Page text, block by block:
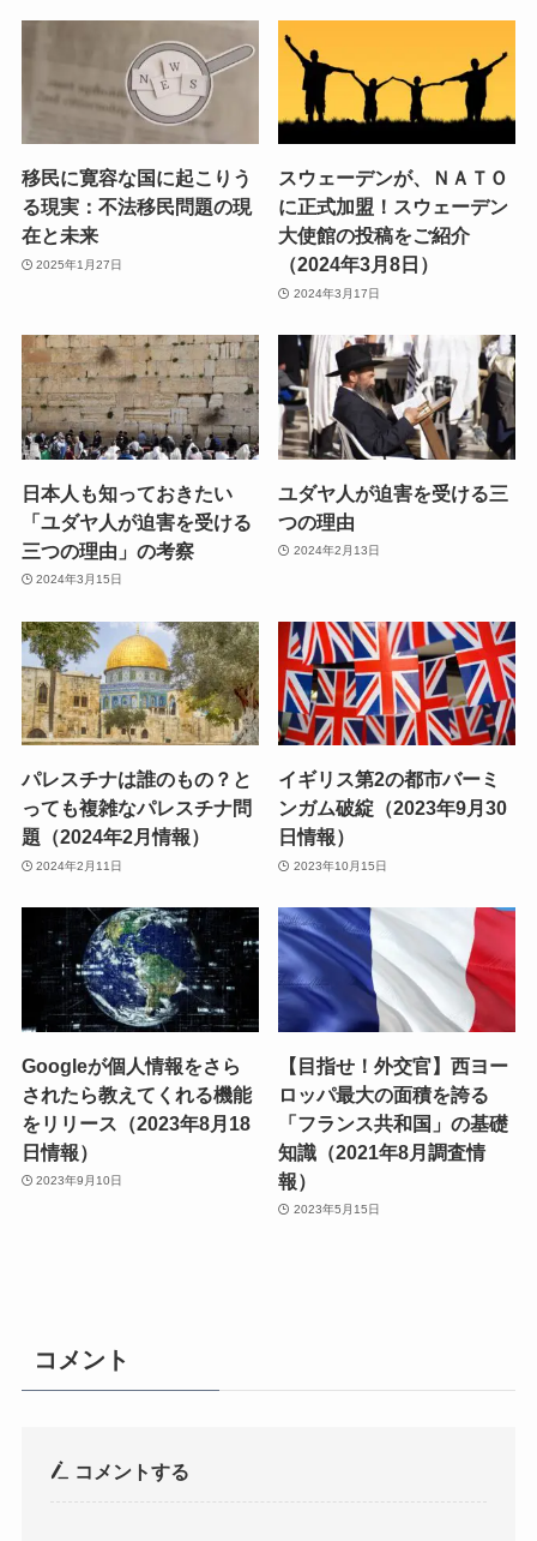
移民に寛容な国に起こりう
る現実：不法移民問題の現
在と未来
2025年1月27日
スウェーデンが、ＮＡＴＯ
に正式加盟！スウェーデン
大使館の投稿をご紹介
（2024年3月8日）
2024年3月17日
日本人も知っておきたい
「ユダヤ人が迫害を受ける
三つの理由」の考察
2024年3月15日
ユダヤ人が迫害を受ける三
つの理由
2024年2月13日
パレスチナは誰のもの？と
っても複雑なパレスチナ問
題（2024年2月情報）
2024年2月11日
イギリス第2の都市バーミ
ンガム破綻（2023年9月30
日情報）
2023年10月15日
Googleが個人情報をさら
されたら教えてくれる機能
をリリース（2023年8月18
日情報）
2023年9月10日
【目指せ！外交官】西ヨー
ロッパ最大の面積を誇る
「フランス共和国」の基礎
知識（2021年8月調査情
報）
2023年5月15日
コメント
コメントする